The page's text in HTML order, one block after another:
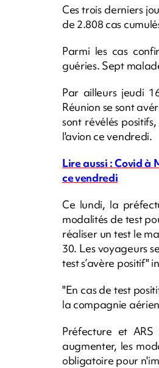
Ces trois derniers
de 2.808 cas
Parmi les cas
guéries. Sept
Par ailleurs jeudi
Réunion se sont
sont révélés
l'avion ce vendredi.
Lire aussi : Covid à
ce vendredi
Ce lundi, la
modalités de test
réaliser un test le
30. Les voyageurs
test s’avère positif"
"En cas de test
la compagnie
Préfecture et
augmenter, les
obligatoire pour